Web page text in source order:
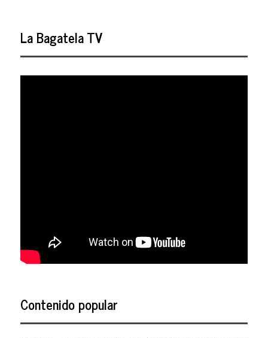
La Bagatela TV
Contenido popular